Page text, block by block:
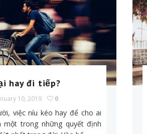
hay đi tiếp?
10, 2019 0
việc níu kéo hay để cho ai
trong những quyết định